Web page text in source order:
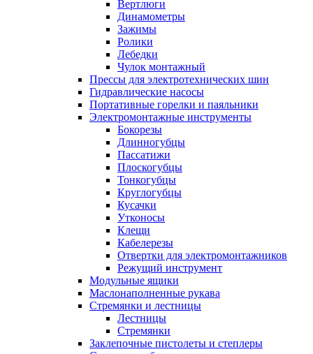
Вертлюги
Динамометры
Зажимы
Ролики
Лебедки
Чулок монтажный
Прессы для электротехнических шин
Гидравлические насосы
Портативные горелки и паяльники
Электромонтажные инструменты
Бокорезы
Длинногубцы
Пассатижи
Плоскогубцы
Тонкогубцы
Круглогубцы
Кусачки
Утконосы
Клещи
Кабелерезы
Отвертки для электромонтажников
Режущий инструмент
Модульные ящики
Маслонаполненные рукава
Стремянки и лестницы
Лестницы
Стремянки
Заклепочные пистолеты и степлеры